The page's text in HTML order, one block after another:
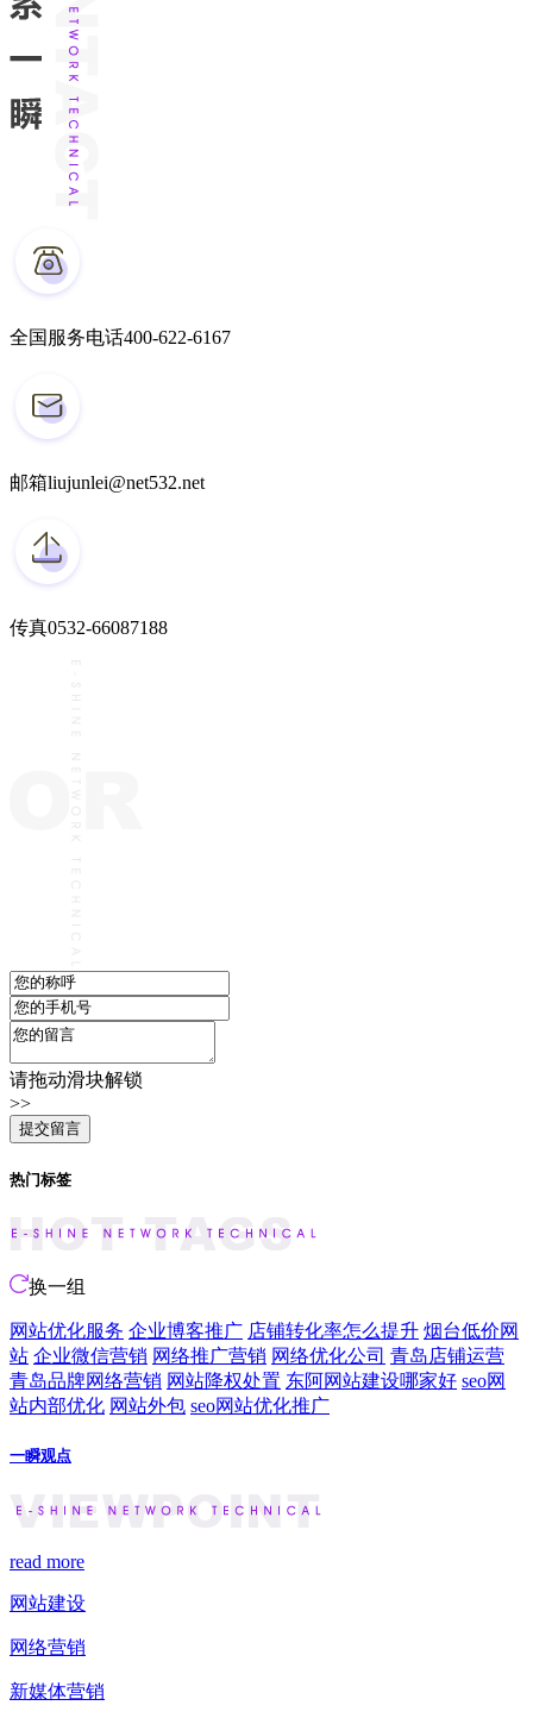
全国服务电话400-622-6167
邮箱liujunlei@net532.net
传真0532-66087188
请拖动滑块解锁
>>
热门标签
换一组
网站优化服务 企业博客推广 店铺转化率怎么提升 烟台低价网
站 企业微信营销 网络推广营销 网络优化公司 青岛店铺运营
青岛品牌网络营销 网站降权处置 东阿网站建设哪家好 seo网
站内部优化 网站外包 seo网站优化推广
一瞬观点
read more
网站建设
网络营销
新媒体营销